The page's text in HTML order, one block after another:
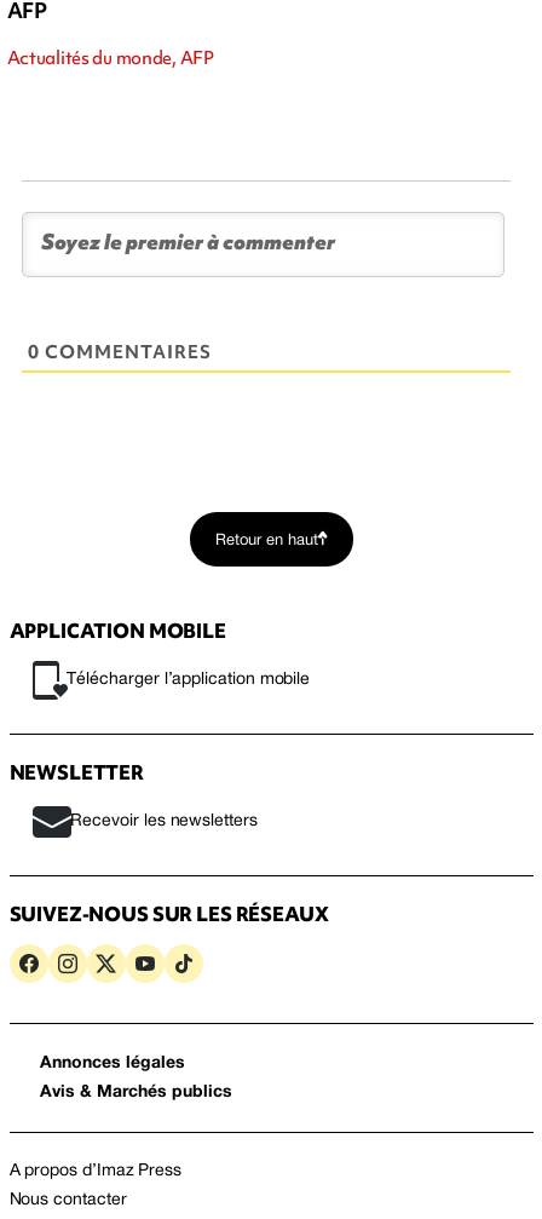
AFP
Actualités du monde, AFP
0 COMMENTAIRES
Retour en haut
APPLICATION MOBILE
Télécharger l’application mobile
NEWSLETTER
Recevoir les newsletters
SUIVEZ-NOUS SUR LES RÉSEAUX
Annonces légales
Avis & Marchés publics
A propos d’Imaz Press
Nous contacter